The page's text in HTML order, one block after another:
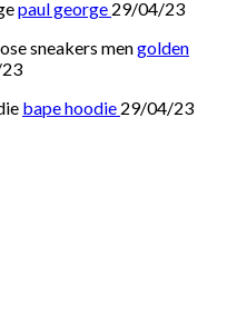
paul george 29/04/23
golden
bape hoodie 29/04/23